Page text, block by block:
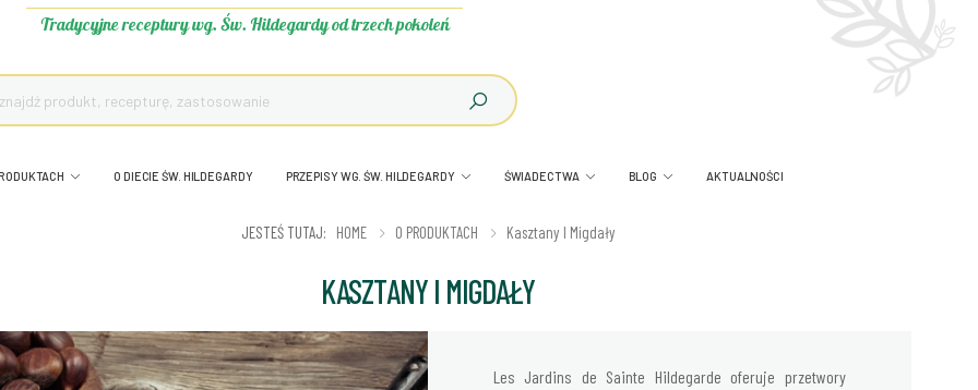
Tradycyjne receptury wg. Św. Hildegardy od trzech pokoleń
O DIECIE ŚW. HILDEGARDY PRZEPISY WG. ŚW. HILDEGARDY ŚWIADECTWA BLOG AKTUALNOŚCI
JESTEŚ TUTAJ: HOME O PRODUKTACH Kasztany I Migdały
KASZTANY I MIGDAŁY
Les Jardins de Sainte Hildegarde oferuje przetwory